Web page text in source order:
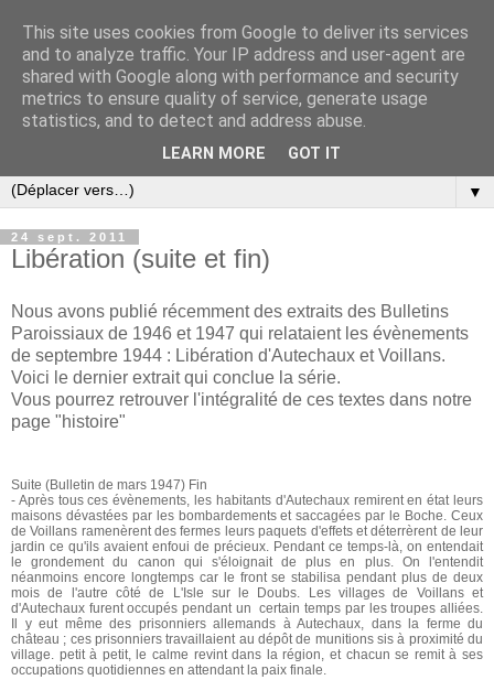
▼
24 sept. 2011
Libération (suite et fin)
Nous avons publié récemment des extraits des Bulletins
Paroissiaux de 1946 et 1947 qui relataient les évènements
de septembre 1944 : Libération d'Autechaux et Voillans.
Voici le dernier extrait qui conclue la série.
Vous pourrez retrouver l'intégralité de ces textes dans notre
page "histoire"
Suite (Bulletin de mars 1947) Fin
- Après tous ces évènements, les habitants d'Autechaux remirent en état leurs
maisons dévastées par les bombardements et saccagées par le Boche. Ceux
de Voillans ramenèrent des fermes leurs paquets d'effets et déterrèrent de leur
jardin ce qu'ils avaient enfoui de précieux. Pendant ce temps-là, on entendait
le grondement du canon qui s'éloignait de plus en plus. On l'entendit
néanmoins encore longtemps car le front se stabilisa pendant plus de deux
mois de l'autre côté de L'Isle sur le Doubs. Les villages de Voillans et
d'Autechaux furent occupés pendant un certain temps par les troupes alliées.
Il y eut même des prisonniers allemands à Autechaux, dans la ferme du
château ; ces prisonniers travaillaient au dépôt de munitions sis à proximité du
village. petit à petit, le calme revint dans la région, et chacun se remit à ses
occupations quotidiennes en attendant la paix finale.
This site uses cookies from Google to deliver its services
and to analyze traffic. Your IP address and user-agent are
shared with Google along with performance and security
metrics to ensure quality of service, generate usage
statistics, and to detect and address abuse.
LEARN MORE GOT IT